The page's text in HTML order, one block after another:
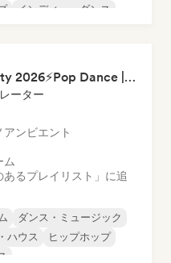
インディー・ダンス
Dance House Party 2026⚡️Pop Dance | EDM | Pop EDM | Dance | Electro House | Tech House | Eurodance
ーター
アンビエント
ム
るプレイリスト」に追
ダンス・ミュージック
ハウス
ヒップホップ